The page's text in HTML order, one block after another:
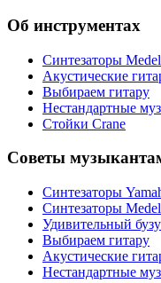
Об инструментах
Синтезаторы
Акустические
Выбираем гитару
Нестандартные
Стойки Crane
Советы
Синтезаторы
Синтезаторы
Удивительный
Выбираем гитару
Акустические
Нестандартные